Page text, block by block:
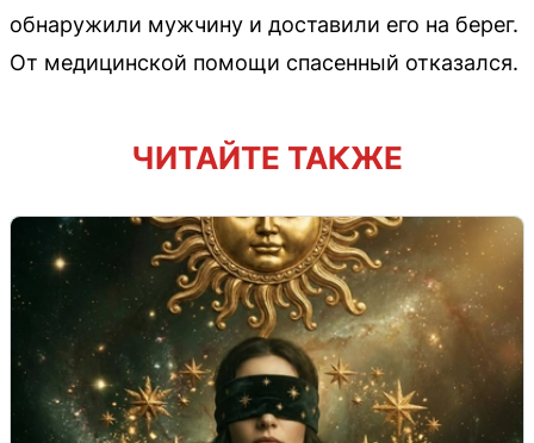
обнаружили мужчину и доставили его на берег.
От медицинской помощи спасенный отказался.
ЧИТАЙТЕ ТАКЖЕ